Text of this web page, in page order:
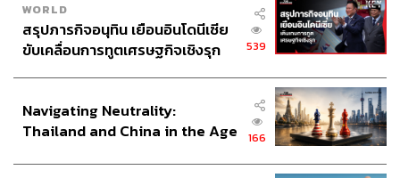
WORLD
สรุปภารกิจอนุทิน เยือนอินโดนีเซีย
ขับเคลื่อนการทูตเศรษฐกิจเชิงรุก
539
Navigating Neutrality:
Thailand and China in the Age
166